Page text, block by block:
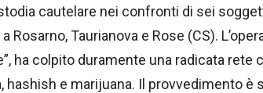
cautelare nei confronti di sei
Rosarno, Taurianova e Rose (CS).
ha colpito duramente una radicata rete
hashish e marijuana. Il provvedimento è